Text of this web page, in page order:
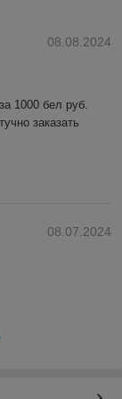
08.08.2024
1000 бел руб.
заказать
08.07.2024